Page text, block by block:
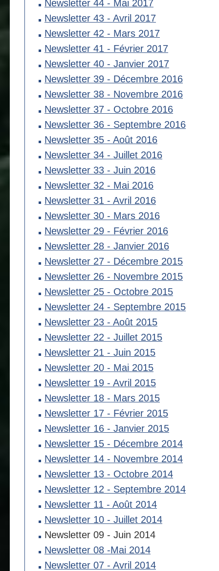
Newsletter 44 - Mai 2017
Newsletter 43 - Avril 2017
Newsletter 42 - Mars 2017
Newsletter 41 - Février 2017
Newsletter 40 - Janvier 2017
Newsletter 39 - Décembre 2016
Newsletter 38 - Novembre 2016
Newsletter 37 - Octobre 2016
Newsletter 36 - Septembre 2016
Newsletter 35 - Août 2016
Newsletter 34 - Juillet 2016
Newsletter 33 - Juin 2016
Newsletter 32 - Mai 2016
Newsletter 31 - Avril 2016
Newsletter 30 - Mars 2016
Newsletter 29 - Février 2016
Newsletter 28 - Janvier 2016
Newsletter 27 - Décembre 2015
Newsletter 26 - Novembre 2015
Newsletter 25 - Octobre 2015
Newsletter 24 - Septembre 2015
Newsletter 23 - Août 2015
Newsletter 22 - Juillet 2015
Newsletter 21 - Juin 2015
Newsletter 20 - Mai 2015
Newsletter 19 - Avril 2015
Newsletter 18 - Mars 2015
Newsletter 17 - Février 2015
Newsletter 16 - Janvier 2015
Newsletter 15 - Décembre 2014
Newsletter 14 - Novembre 2014
Newsletter 13 - Octobre 2014
Newsletter 12 - Septembre 2014
Newsletter 11 - Août 2014
Newsletter 10 - Juillet 2014
Newsletter 09 - Juin 2014
Newsletter 08 -Mai 2014
Newsletter 07 - Avril 2014